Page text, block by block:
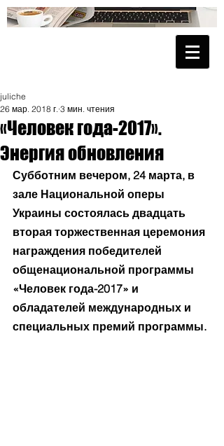
«Человек года-2017».
Энергия обновления
juliche
26 мар. 2018 г. 3 мин. чтения
Субботним вечером, 24 марта, в
зале Национальной оперы
Украины состоялась двадцать
вторая торжественная церемония
награждения победителей
общенациональной программы
«Человек года-2017» и
обладателей международных и
специальных премий программы.